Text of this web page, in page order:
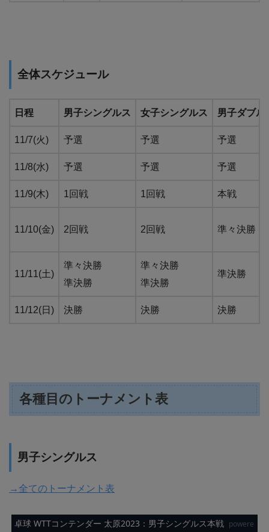
全体スケジュール
日程 男子シングルス 女子シングルス 男子ダブル
11/7(火) 予選 予選 予選
11/8(水) 予選 予選 予選
11/9(木) 1回戦 1回戦 本戦
11/10(金) 2回戦 2回戦 準々決勝
11/11(土)
準々決勝
準決勝
準々決勝
準決勝
準決勝
11/12(日) 決勝 決勝 決勝
各種目のトーナメント表
男子シングルス
→全てのトーナメント表